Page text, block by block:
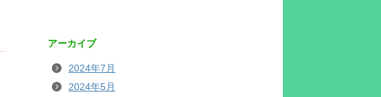
アーカイブ
2024年7月
2024年5月